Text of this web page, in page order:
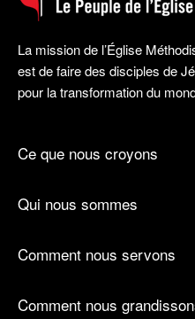
La mission de l’Église
est de faire des disciples de
pour la transformation du
Ce que nous croyons
Qui nous sommes
Comment nous servons
Comment nous